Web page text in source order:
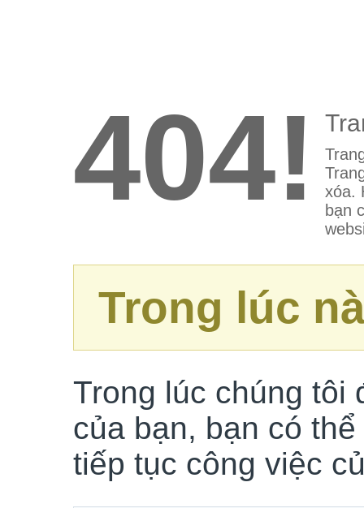
404!
xóa.
bạn
Trong lúc
Trong lúc chúng tôi
của bạn, bạn có
tiếp tục công việc